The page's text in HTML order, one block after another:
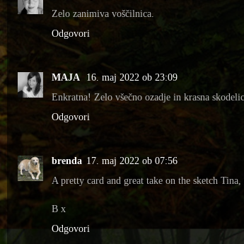
Zelo zanimiva voščilnica.
Odgovori
MAJA
16. maj 2022 ob 23:09
Enkratna! Zelo všečno ozadje in krasna
Odgovori
brenda 17. maj 2022 ob 07:56
A pretty card and great take on the sketch
B x
Odgovori